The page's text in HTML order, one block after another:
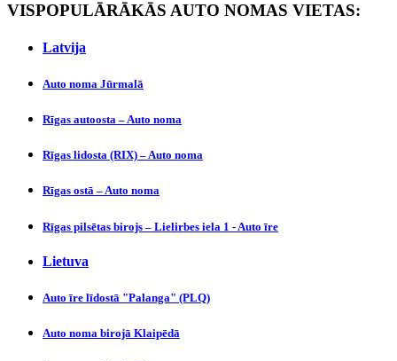
VISPOPULĀRĀKĀS AUTO NOMAS VIETAS:
Latvijа
Auto noma Jūrmalā
Rīgas autoosta – Auto noma
Rīgas lidosta (RIX) – Auto noma
Rīgas ostā – Auto noma
Rīgas pilsētas birojs – Lielirbes iela 1 - Auto īre
Lietuva
Auto īre līdostā "Palanga" (PLQ)
Auto noma birojā Klaipēdā